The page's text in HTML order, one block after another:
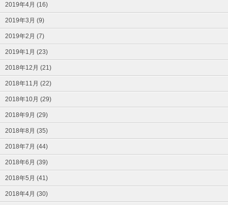
2019年4月 (16)
2019年3月 (9)
2019年2月 (7)
2019年1月 (23)
2018年12月 (21)
2018年11月 (22)
2018年10月 (29)
2018年9月 (29)
2018年8月 (35)
2018年7月 (44)
2018年6月 (39)
2018年5月 (41)
2018年4月 (30)